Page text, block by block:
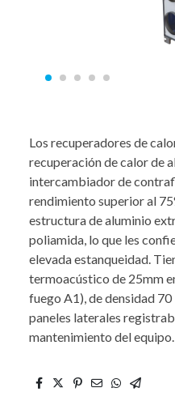
Los recuperadores de
recuperación de calor de
intercambiador de
rendimiento superior al
estructura de aluminio
poliamida, lo que les
elevada estanqueidad.
termoacústico de 25mm
fuego A1), de densidad
paneles laterales
mantenimiento del equipo.